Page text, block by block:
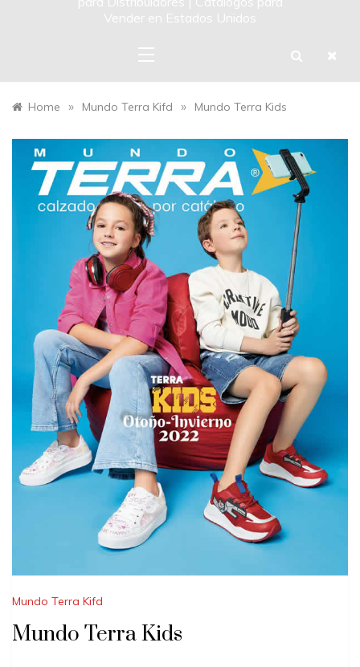
Vender en Estados Unidos
Home » Mundo Terra Kifd » Mundo Terra Kids
Mundo Terra Kifd
Mundo Terra Kids